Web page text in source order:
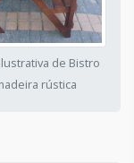
de Bistro
rústica